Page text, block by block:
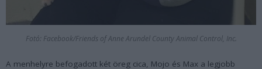
Fotó: Facebook/Friends of Anne Arundel County Animal Control, Inc.
A menhelyre befogadott két öreg cica, Mojo és Max a legjobb